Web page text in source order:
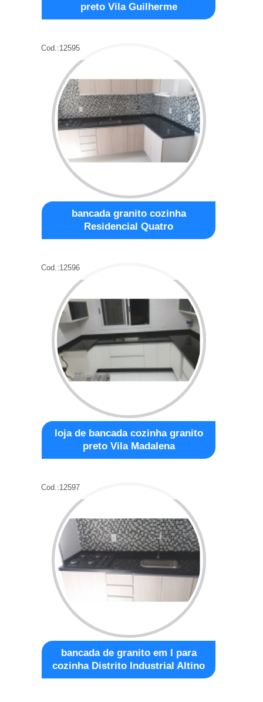
preto Vila Guilherme
Cod.:12595
bancada granito cozinha
Residencial Quatro
Cod.:12596
loja de bancada cozinha granito
preto Vila Madalena
Cod.:12597
bancada de granito em l para
cozinha Distrito Industrial Altino